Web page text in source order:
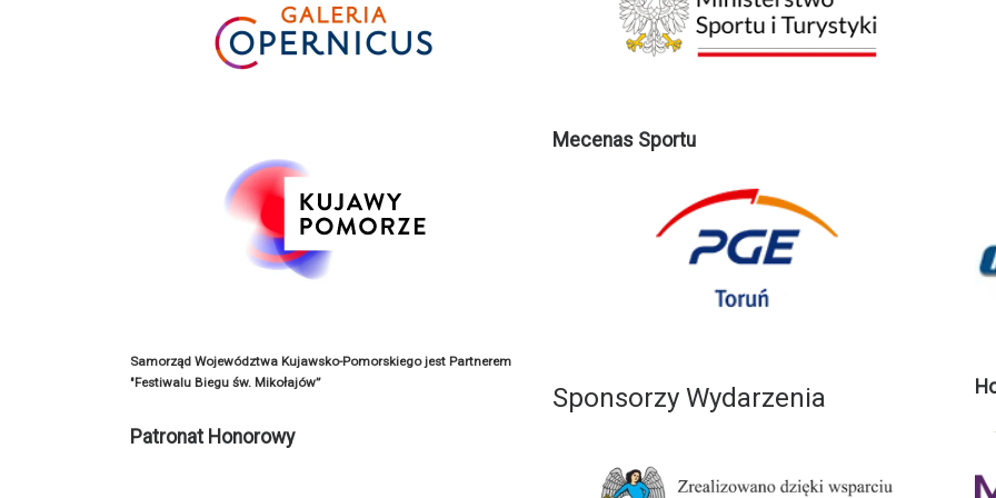
Samorząd Województwa Kujawsko-Pomorskiego jest Partnerem
"Festiwalu Biegu św. Mikołajów”
Patronat Honorowy
Mecenas Sportu
Sponsorzy Wydarzenia